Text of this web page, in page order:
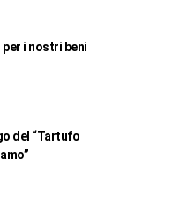
per i nostri beni
del “Tartufo